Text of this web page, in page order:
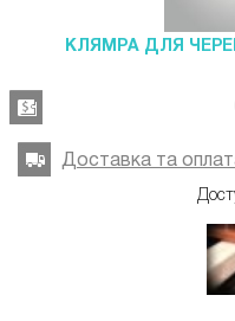
КЛЯМРА ДЛЯ
Доставка та